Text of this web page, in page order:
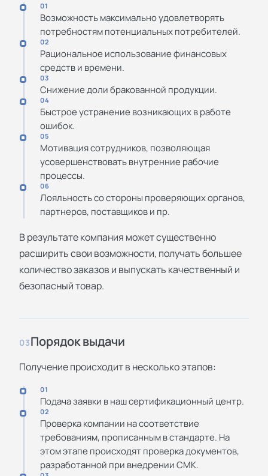
01
Возможность максимально удовлетворять
потребностям потенциальных потребителей.
02
Рациональное использование финансовых
средств и времени.
03
Снижение доли бракованной продукции.
04
Быстрое устранение возникающих в работе
ошибок.
05
Мотивация сотрудников, позволяющая
усовершенствовать внутренние рабочие
процессы.
06
Лояльность со стороны проверяющих органов,
партнеров, поставщиков и пр.
В результате компания может существенно
расширить свои возможности, получать большее
количество заказов и выпускать качественный и
безопасный товар.
03Порядок выдачи
Получение происходит в несколько этапов:
01
Подача заявки в наш сертификационный центр.
02
Проверка компании на соответствие
требованиям, прописанным в стандарте. На
этом этапе происходят проверка документов,
разработанной при внедрении СМК.